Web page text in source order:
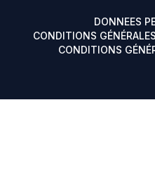
DONNEES
CONDITIONS
CONDITIONS